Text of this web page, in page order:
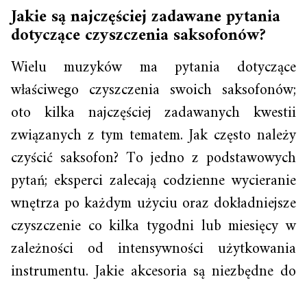
Jakie są najczęściej zadawane pytania
dotyczące czyszczenia saksofonów?
Wielu muzyków ma pytania dotyczące
właściwego czyszczenia swoich saksofonów;
oto kilka najczęściej zadawanych kwestii
związanych z tym tematem. Jak często należy
czyścić saksofon? To jedno z podstawowych
pytań; eksperci zalecają codzienne wycieranie
wnętrza po każdym użyciu oraz dokładniejsze
czyszczenie co kilka tygodni lub miesięcy w
zależności od intensywności użytkowania
instrumentu. Jakie akcesoria są niezbędne do